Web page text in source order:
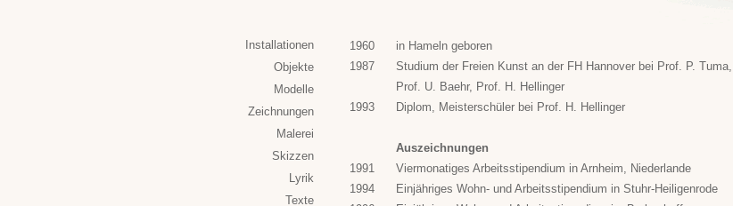
Installationen
Objekte
Modelle
Zeichnungen
Malerei
Skizzen
Lyrik
Texte
1960
in Hameln geboren
1987
Studium der Freien Kunst an der FH Hannover bei Prof. P. Tuma,
Prof. U. Baehr, Prof. H. Hellinger
1993
Diplom, Meisterschüler bei Prof. H. Hellinger
Auszeichnungen
1991
Viermonatiges Arbeitsstipendium in Arnheim, Niederlande
1994
Einjähriges Wohn- und Arbeitsstipendium in Stuhr-Heiligenrode